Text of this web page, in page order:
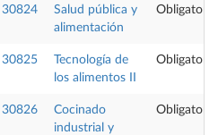
30824
Salud pública y
alimentación
Obligatoria
30825
Tecnología de
los alimentos II
Obligatoria
30826
Cocinado
industrial y
Obligatoria